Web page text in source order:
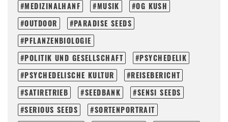
MEDIZINALHANF
MUSIK
OG KUSH
OUTDOOR
PARADISE SEEDS
PFLANZENBIOLOGIE
POLITIK UND GESELLSCHAFT
PSYCHEDELIK
PSYCHEDELISCHE KULTUR
REISEBERICHT
SATIRETRIEB
SEEDBANK
SENSI SEEDS
SERIOUS SEEDS
SORTENPORTRAIT